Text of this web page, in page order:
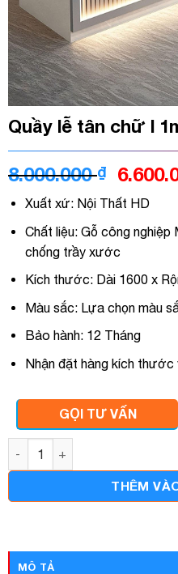
Quầy lễ tân chữ l
8.000.000₫
Giá
gốc
là:
Xuất xứ: Nội Thất HD
Chất liệu: Gỗ công nghiệp
chống trầy xước
Kích thước: Dài 1600 x
Màu sắc: Lựa chọn màu
Bảo hành: 12 Tháng
Nhận đặt hàng kích
GỌI TƯ VẤN
Quầy lễ tân chữ l 1m6 x
THÊM
MÔ TẢ